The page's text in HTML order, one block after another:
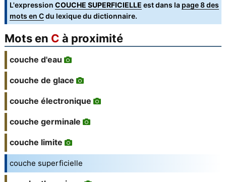
L'expression COUCHE SUPERFICIELLE est dans la page 8 des
mots en Cdu lexique du dictionnaire.
Mots en C à proximité
couche d'eau
couche de glace
couche électronique
couche germinale
couche limite
couche superficielle